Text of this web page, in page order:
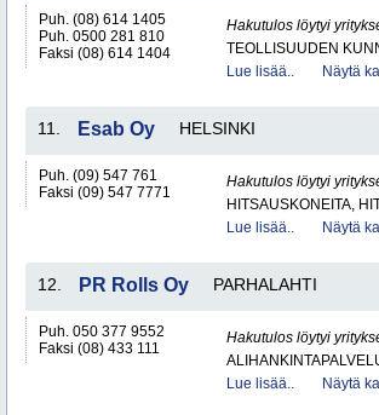
Puh. (08) 614 1405
Puh. 0500 281 810
Faksi (08) 614 1404
Hakutulos löytyi
TEOLLISUUDEN
Lue lisää..
Näytä
11. Esab Oy HELSINKI
Puh. (09) 547 761
Faksi (09) 547 7771
Hakutulos löytyi
HITSAUSKONEITA,
Lue lisää..
Näytä
12. PR Rolls Oy PARHALAHTI
Puh. 050 377 9552
Faksi (08) 433 111
Hakutulos löytyi
Lue lisää..
Näytä